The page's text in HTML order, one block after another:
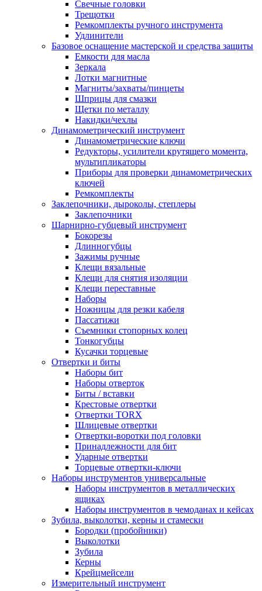
Свечные головки
Трещотки
Ремкомплекты ручного инструмента
Удлинители
Базовое оснащение мастерской и средства защиты
Емкости для масла
Зеркала
Лотки магнитные
Магниты/захваты/пинцеты
Шприцы для смазки
Щетки по металлу
Накидки/чехлы
Динамометрический инструмент
Динамометрические ключи
Редукторы, усилители крутящего момента,
мультипликаторы
Приборы для проверки динамометрических
ключей
Ремкомплекты
Заклепочники, дыроколы, степлеры
Заклепочники
Шарнирно-губцевый инструмент
Бокорезы
Длинногубцы
Зажимы ручные
Клещи вязальные
Клещи для снятия изоляции
Клещи переставные
Наборы
Ножницы для резки кабеля
Пассатижи
Съемники стопорных колец
Тонкогубцы
Кусачки торцевые
Отвертки и биты
Наборы бит
Наборы отверток
Биты / вставки
Крестовые отвертки
Отвертки TORX
Шлицевые отвертки
Отвертки-воротки под головки
Принадлежности для бит
Ударные отвертки
Торцевые отвертки-ключи
Наборы инструментов универсальные
Наборы инструментов в металлических
ящиках
Наборы инструментов в чемоданах и кейсах
Зубила, выколотки, керны и стамески
Бородки (пробойники)
Выколотки
Зубила
Керны
Крейцмейсели
Измерительный инструмент